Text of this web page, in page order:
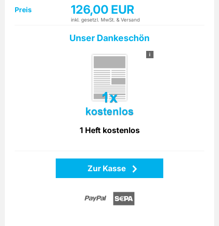
Preis 126,00 EUR
inkl. gesetzl. MwSt. & Versand
Unser Dankeschön
i
1 Heft kostenlos
Zur Kasse